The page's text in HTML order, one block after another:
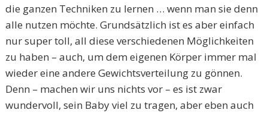
die ganzen Techniken zu lernen … wenn man sie denn
alle nutzen möchte. Grundsätzlich ist es aber einfach
nur super toll, all diese verschiedenen Möglichkeiten
zu haben – auch, um dem eigenen Körper immer mal
wieder eine andere Gewichtsverteilung zu gönnen.
Denn – machen wir uns nichts vor – es ist zwar
wundervoll, sein Baby viel zu tragen, aber eben auch